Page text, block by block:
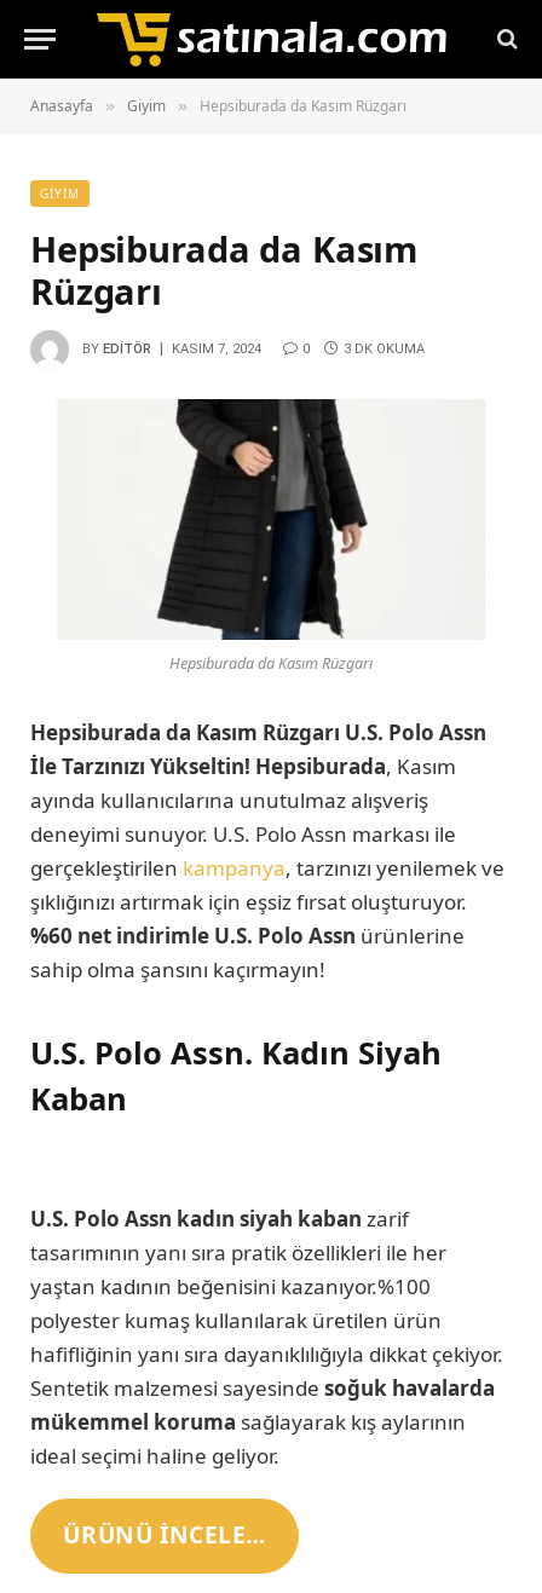
Anasayfa » Giyim » Hepsiburada da Kasım Rüzgarı
GIYIM
Hepsiburada da Kasım
Rüzgarı
BY EDITÖR KASIM 7, 2024 0 3 DK OKUMA
Hepsiburada da Kasım Rüzgarı
Hepsiburada da Kasım Rüzgarı U.S. Polo Assn
İle Tarzınızı Yükseltin! Hepsiburada, Kasım
ayında kullanıcılarına unutulmaz alışveriş
deneyimi sunuyor. U.S. Polo Assn markası ile
gerçekleştirilen kampanya, tarzınızı yenilemek ve
şıklığınızı artırmak için eşsiz fırsat oluşturuyor.
%60 net indirimle U.S. Polo Assn ürünlerine
sahip olma şansını kaçırmayın!
U.S. Polo Assn. Kadın Siyah
Kaban
U.S. Polo Assn kadın siyah kaban zarif
tasarımının yanı sıra pratik özellikleri ile her
yaştan kadının beğenisini kazanıyor.%100
polyester kumaş kullanılarak üretilen ürün
hafifliğinin yanı sıra dayanıklılığıyla dikkat çekiyor.
Sentetik malzemesi sayesinde soğuk havalarda
mükemmel koruma sağlayarak kış aylarının
ideal seçimi haline geliyor.
ÜRÜNÜ INCELE…